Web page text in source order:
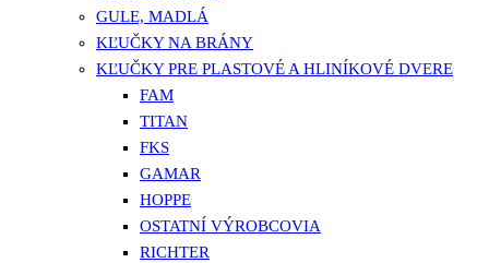
GULE, MADLÁ
KĽUČKY NA BRÁNY
KĽUČKY PRE PLASTOVÉ A HLINÍKOVÉ DVERE
FAM
TITAN
FKS
GAMAR
HOPPE
OSTATNÍ VÝROBCOVIA
RICHTER